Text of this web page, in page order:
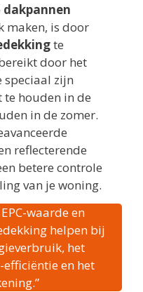
dakpannen
maken, is door
te
door het
speciaal zijn
houden in de
in de zomer.
reflecterende
betere controle
van je woning.
waarde en
helpen bij
het
efficiëntie en het